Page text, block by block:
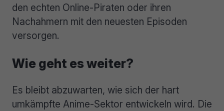
den echten Online-Piraten oder ihren
Nachahmern mit den neuesten Episoden
versorgen.
Wie geht es weiter?
Es bleibt abzuwarten, wie sich der hart
umkämpfte Anime-Sektor entwickeln wird. Die